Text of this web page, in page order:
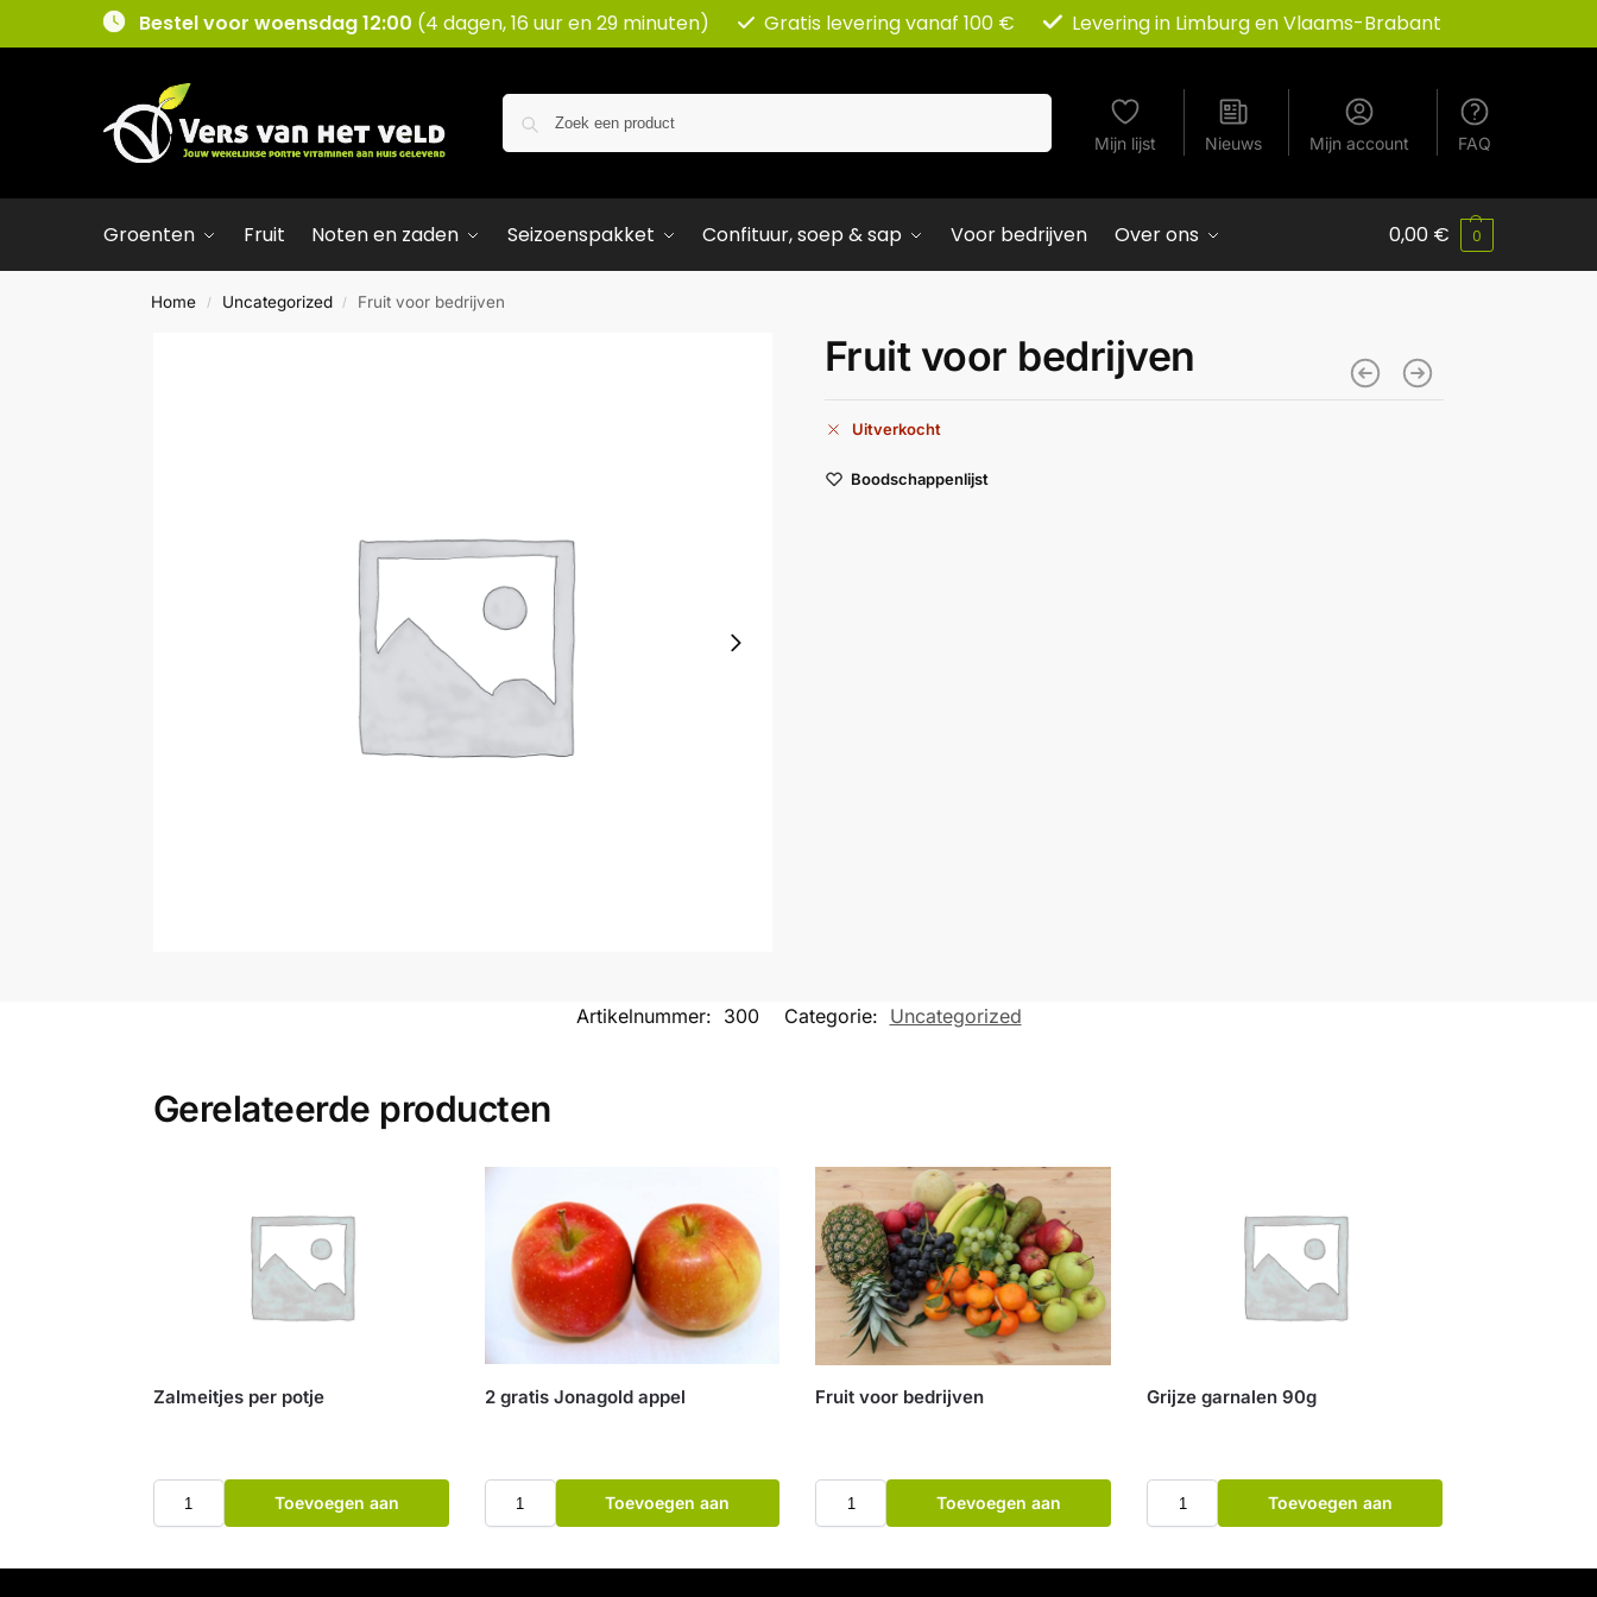
Bestel voor woensdag 12:00 (4 dagen, 16 uur en 29 minuten) Gratis levering vanaf 100 € Levering in Limburg en Vlaams-Brabant
Mijn lijst Nieuws Mijn account FAQ
Groenten Fruit Noten en zaden Seizoenspakket Confituur, soep & sap Voor bedrijven Over ons 0,00 € 0
Home / Uncategorized / Fruit voor bedrijven
Fruit voor bedrijven
Uitverkocht
Boodschappenlijst
Artikelnummer: 300 Categorie: Uncategorized
Gerelateerde producten
Zalmeitjes per potje
Toevoegen aan
2 gratis Jonagold appel
Toevoegen aan
Fruit voor bedrijven
Toevoegen aan
Grijze garnalen 90g
Toevoegen aan